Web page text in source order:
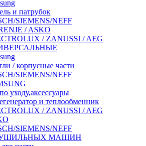
и патрубок
SIEMENS/NEFF
/ ASKO
/ ZANUSSI / AEG
/ корпусные части
SIEMENS/NEFF
уходу,аксессуары
и теплообменник
/ ZANUSSI / AEG
SIEMENS/NEFF
СУШИЛЬНЫХ МАШИН